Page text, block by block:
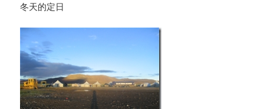
冬天的定日